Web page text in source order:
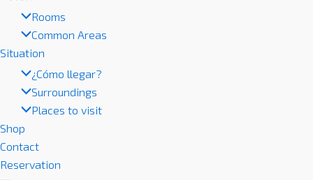
Rooms
Common Areas
Situation
¿Cómo llegar?
Surroundings
Places to visit
Shop
Contact
Reservation